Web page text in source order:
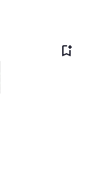
bookmark_add